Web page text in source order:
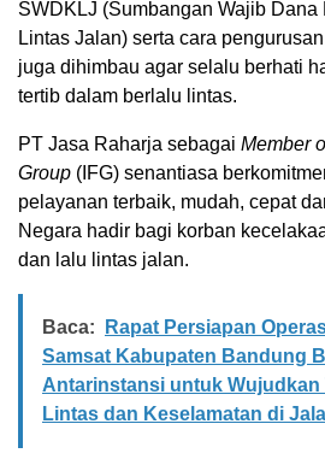
SWDKLJ (Sumbangan Wajib Dana
Lintas Jalan) serta cara
juga dihimbau agar selalu berhati
tertib dalam berlalu lintas.
PT Jasa Raharja sebagai Member
Group (IFG) senantiasa
pelayanan terbaik, mudah, cepat
Negara hadir bagi korban
dan lalu lintas jalan.
Baca:
Rapat Persiapan
Samsat Kabupaten Bandung
Antarinstansi untuk Wujudkan
Lintas dan Keselamatan di